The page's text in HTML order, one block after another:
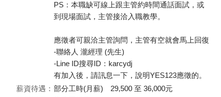
PS：本職缺可線上跟主管約時間通話面試，或
到現場面試，主管接洽入職教學。
應徵者可親洽主管詢問，主管有空就會馬上回復
-聯絡人 瀧經理 (先生)
-Line ID搜尋ID：karcydj
有加入後，請訊息一下，說明YES123應徵的。
薪資待遇： 部分工時(月薪) 29,500 至 36,000元